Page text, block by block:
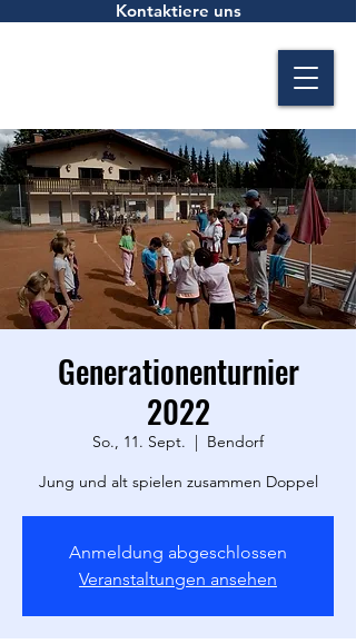
Kontaktiere uns
Generationenturnier
2022
So., 11. Sept.
  |
Bendorf
Jung und alt spielen zusammen Doppel
Anmeldung abgeschlossen
Veranstaltungen ansehen